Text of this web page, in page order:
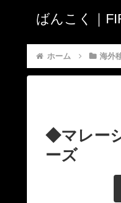
ばんこく｜
ホーム 海外
◆マレー
ーズ